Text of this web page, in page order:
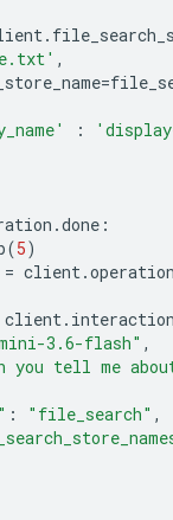
.
,
=
:
.done :
(5)
= client.
client.
3.6-flash" ,
you tell me
: "file_search" ,